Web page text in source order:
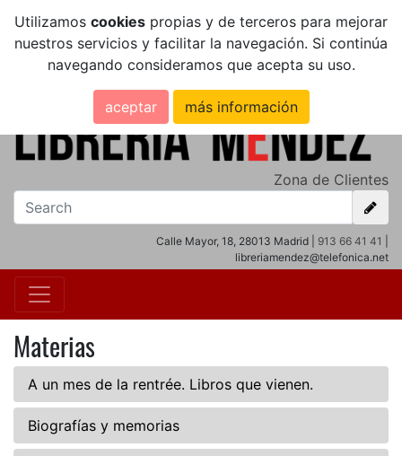
Utilizamos cookies propias y de terceros para mejorar
nuestros servicios y facilitar la navegación. Si continúa
navegando consideramos que acepta su uso.
aceptar más información
Zona de Clientes
Calle Mayor, 18, 28013 Madrid | 913 66 41 41
libreriamendez@telefonica.net
Materias
A un mes de la rentrée. Libros que vienen.
Biografías y memorias